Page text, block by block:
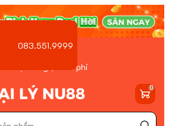
Đặt hàng ( Miễn phí
083.551.9999
0